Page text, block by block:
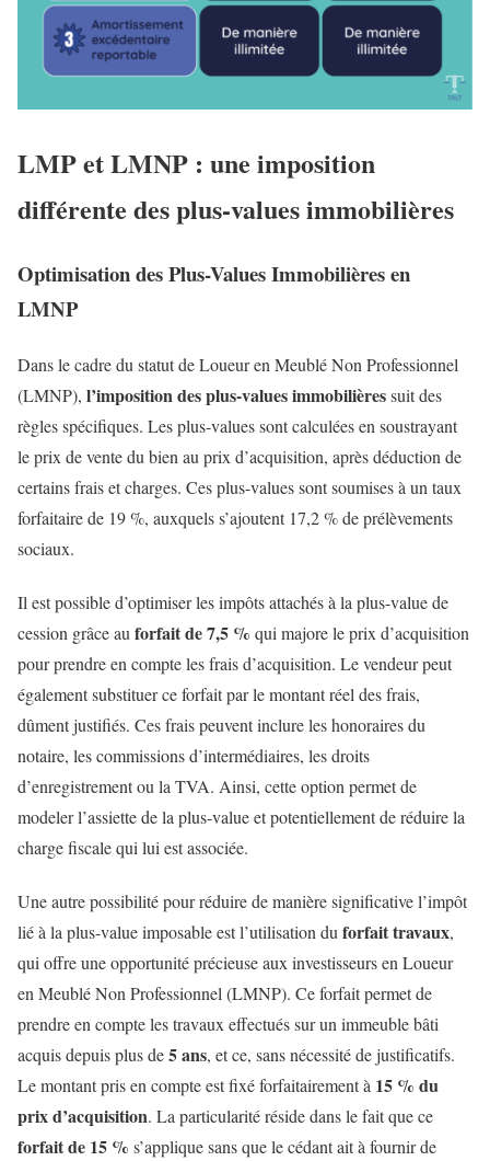
LMP et LMNP : une imposition
différente des plus-values immobilières
Optimisation des Plus-Values Immobilières en
LMNP
Dans le cadre du statut de Loueur en Meublé Non Professionnel
(LMNP), l’imposition des plus-values immobilièressuit des
règles spécifiques. Les plus-values sont calculées en soustrayant
le prix de vente du bien au prix d’acquisition, après déduction de
certains frais et charges. Ces plus-values sont soumises à un taux
forfaitaire de 19 %, auxquels s’ajoutent 17,2 % de prélèvements
sociaux.
Il est possible d’optimiser les impôts attachés à la plus-value de
cession grâce au forfait de 7,5 % qui majore le prix d’acquisition
pour prendre en compte les frais d’acquisition. Le vendeur peut
également substituer ce forfait par le montant réel des frais,
dûment justifiés. Ces frais peuvent inclure les honoraires du
notaire, les commissions d’intermédiaires, les droits
d’enregistrement ou la TVA. Ainsi, cette option permet de
modeler l’assiette de la plus-value et potentiellement de réduire la
charge fiscale qui lui est associée.
Une autre possibilité pour réduire de manière significative l’impôt
lié à la plus-value imposable est l’utilisation duforfait travaux,
qui offre une opportunité précieuse aux investisseurs en Loueur
en Meublé Non Professionnel (LMNP). Ce forfait permet de
prendre en compte les travaux effectués sur un immeuble bâti
acquis depuis plus de5 ans, et ce, sans nécessité de justificatifs.
Le montant pris en compte est fixé forfaitairement à 15 % du
prix d’acquisition. La particularité réside dans le fait que ce
forfait de 15 % s’applique sans que le cédant ait à fournir de